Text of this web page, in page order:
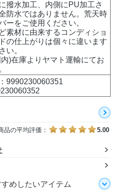
撥水加工、内側にPU加工さ
防水ではありません。荒天時
ーをご使用ください。
素材に由来するコンディショ
の仕上がりは個々に違います
い。
)在庫よりヤマト運輸にてお
9990230060351
品の平均評価： 5.00
めしたいアイテム